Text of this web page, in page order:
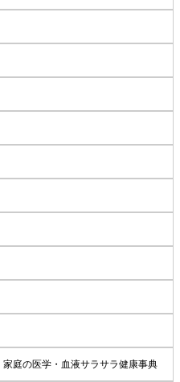
庭の医学・血液サラサラ健康事典